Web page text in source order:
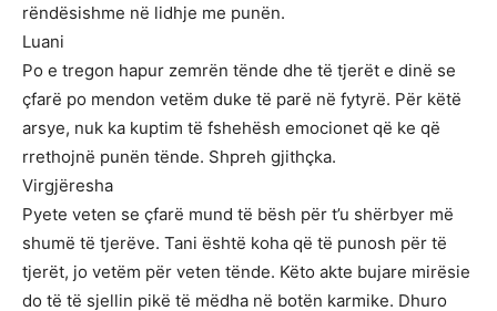
rëndësishme në lidhje me punën.
Luani
Po e tregon hapur zemrën tënde dhe të tjerët e dinë se
çfarë po mendon vetëm duke të parë në fytyrë. Për këtë
arsye, nuk ka kuptim të fshehësh emocionet që ke që
rrethojnë punën tënde. Shpreh gjithçka.
Virgjëresha
Pyete veten se çfarë mund të bësh për t’u shërbyer më
shumë të tjerëve. Tani është koha që të punosh për të
tjerët, jo vetëm për veten tënde. Këto akte bujare mirësie
do të të sjellin pikë të mëdha në botën karmike. Dhuro